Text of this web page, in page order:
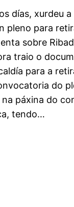
días, xurdeu a
pleno para
sobre
traio o
para a
do
páxina do
tendo…